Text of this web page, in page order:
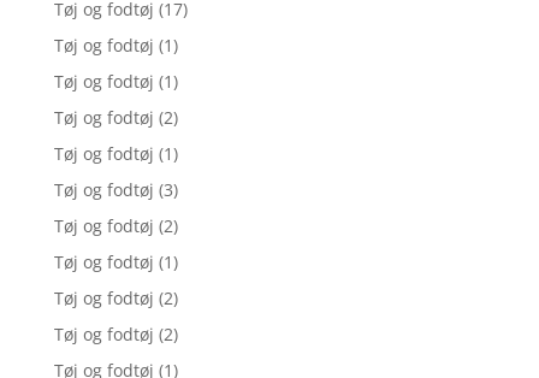
Tøj og fodtøj (17)
Tøj og fodtøj (1)
Tøj og fodtøj (1)
Tøj og fodtøj (2)
Tøj og fodtøj (1)
Tøj og fodtøj (3)
Tøj og fodtøj (2)
Tøj og fodtøj (1)
Tøj og fodtøj (2)
Tøj og fodtøj (2)
Tøj og fodtøj (1)